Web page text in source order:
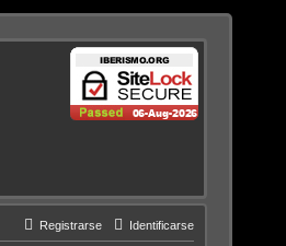
Identificarse
Registrarse